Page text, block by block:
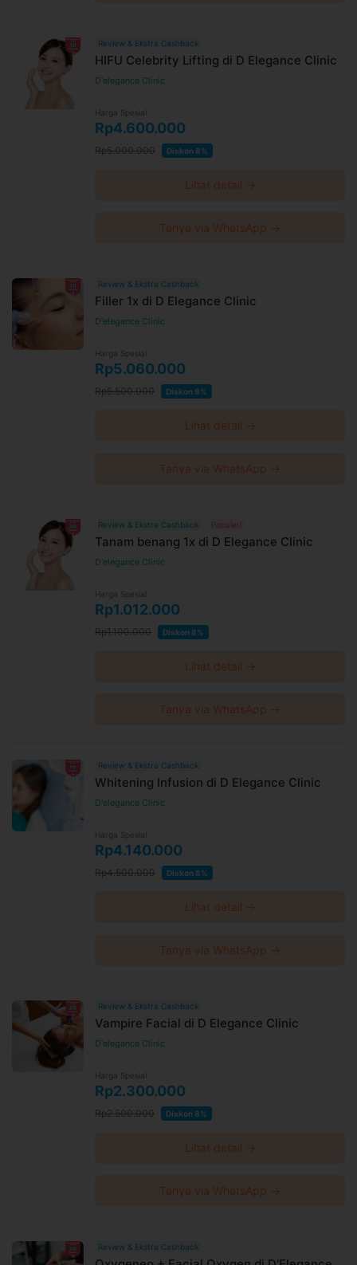
Review & Ekstra Cashback
HIFU Celebrity Lifting di D Elegance Clinic
D'elegance Clinic
Harga Spesial
Rp4.600.000
Rp5.000.000 Diskon 8%
Lihat detail →
Tanya via WhatsApp →
Review & Ekstra Cashback
Filler 1x di D Elegance Clinic
D'elegance Clinic
Harga Spesial
Rp5.060.000
Rp5.500.000 Diskon 8%
Lihat detail →
Tanya via WhatsApp →
Review & Ekstra Cashback Populer!
Tanam benang 1x di D Elegance Clinic
D'elegance Clinic
Harga Spesial
Rp1.012.000
Rp1.100.000 Diskon 8%
Lihat detail →
Tanya via WhatsApp →
Review & Ekstra Cashback
Whitening Infusion di D Elegance Clinic
D'elegance Clinic
Harga Spesial
Rp4.140.000
Rp4.500.000 Diskon 8%
Lihat detail →
Tanya via WhatsApp →
Review & Ekstra Cashback
Vampire Facial di D Elegance Clinic
D'elegance Clinic
Harga Spesial
Rp2.300.000
Rp2.500.000 Diskon 8%
Lihat detail →
Tanya via WhatsApp →
Review & Ekstra Cashback